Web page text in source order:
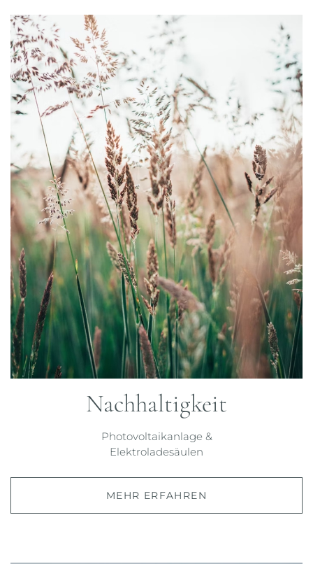
Nachhaltigkeit
Photovoltaikanlage &
Elektroladesäulen
MEHR ERFAHREN